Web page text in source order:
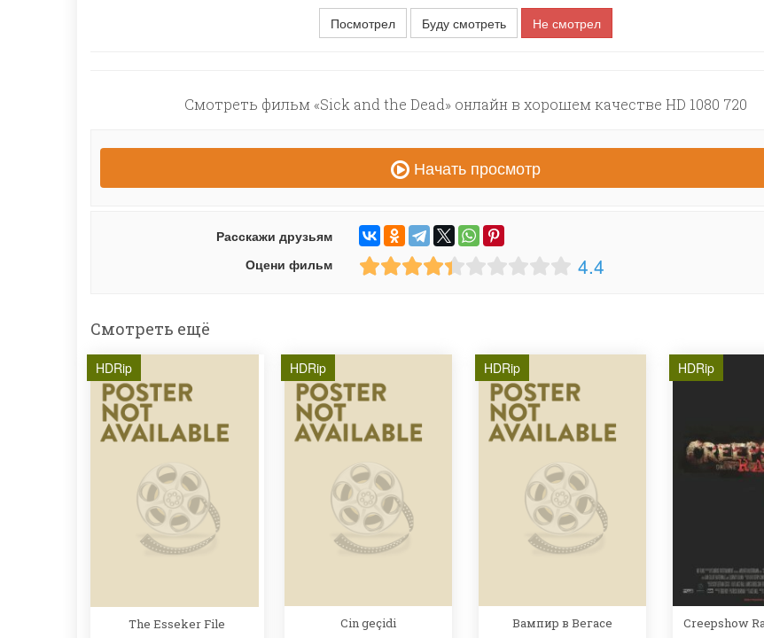
Посмотрел
Буду смотреть Не смотрел
Смотреть фильм «Sick and the Dead» онлайн в хорошем качестве HD 1080 720
Начать просмотр
Расскажи друзьям
Оцени фильм
4.4
Смотреть ещё
HDRip
The Esseker File
HDRip
Cin geçidi
HDRip
Вампир в Вегасе
HDRip
Creepshow